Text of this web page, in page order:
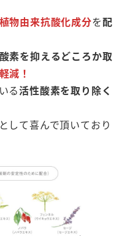
植物由来抗酸化成分を配
素を抑えるどころか取
減！
る活性酸素を取り除く
として喜んで頂いており